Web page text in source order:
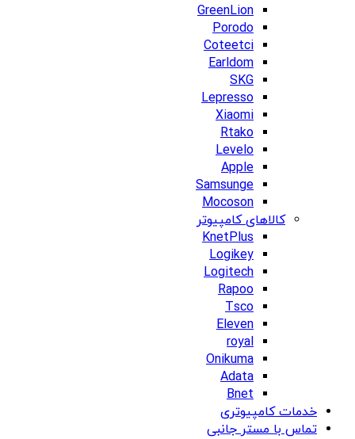
GreenLion
Porodo
Coteetci
Earldom
SKG
Lepresso
Xiaomi
Rtako
Levelo
Apple
Samsunge
Mocoson
کالاهای کامپیوتر
KnetPlus
Logikey
Logitech
Rapoo
Tsco
Eleven
royal
Onikuma
Adata
Bnet
خدمات کامپیوتری
تماس با مستر جانبی